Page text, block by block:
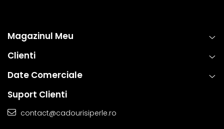
Magazinul Meu
Clienti
Date Comerciale
Suport Clienti
contact@cadourisiperle.ro